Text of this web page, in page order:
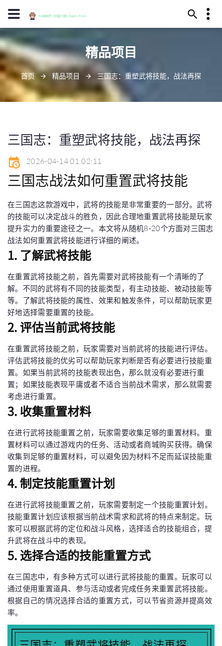
13594780181
酒泉市元殊之涧277号
diyipingpai@www.j9.com
精品项目
首页 精品项目 三国志：重塑武将技能，战法再探
三国志：重塑武将技能，战法再探
2026-04-14 01:02:11
三国志战法如何重置武将技能
在三国志这款游戏中，武将的技能是非常重要的一部分。武将
的技能可以决定战斗的胜负，因此合理地重置武将技能是玩家
提升实力的重要途径之一。本文将从随机8-20个方面对三国志
战法如何重置武将技能进行详细的阐述。
1. 了解武将技能
在重置武将技能之前，首先需要对武将技能有一个清晰的了
解。不同的武将有不同的技能类型，有主动技能、被动技能等
等。了解武将技能的属性、效果和触发条件，可以帮助玩家更
好地选择需要重置的技能。
2. 评估当前武将技能
在重置武将技能之前，玩家需要对当前武将的技能进行评估。
评估武将技能的优劣可以帮助玩家判断是否有必要进行技能重
置。如果当前武将的技能表现出色，那么就没有必要进行重
置；如果技能表现平庸或者不适合当前战术需求，那么就需要
考虑进行重置。
3. 收集重置材料
在进行武将技能重置之前，玩家需要收集足够的重置材料。重
置材料可以通过游戏内的任务、活动或者商城购买获得。确保
收集到足够的重置材料，可以避免因为材料不足而延误技能重
置的进程。
4. 制定技能重置计划
在进行武将技能重置之前，玩家需要制定一个技能重置计划。
技能重置计划应该根据当前战术需求和武将的特点来制定。玩
家可以根据武将的定位和战斗风格，选择适合的技能组合，提
升武将在战斗中的表现。
5. 选择合适的技能重置方式
在三国志中，有多种方式可以进行武将技能的重置。玩家可以
通过使用重置道具、参与活动或者完成任务来重置武将技能。
根据自己的情况选择合适的重置方式，可以节省资源并提高效
率。